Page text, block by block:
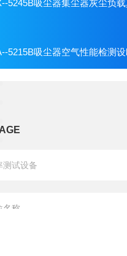
5245B吸尘器集尘器灰尘负载真空
5215B吸尘器空气性能检测